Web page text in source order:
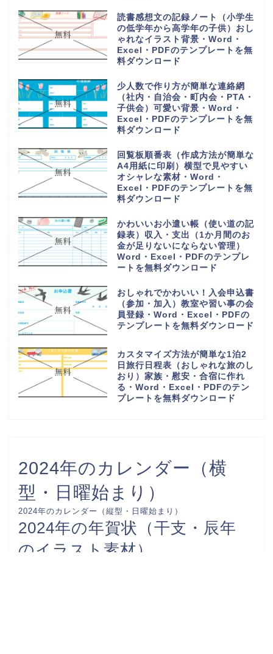
読書感想文の記録ノート（小学生
の低学年から高学年の子供）おし
ゃれなイラスト背景・Word・
Excel・PDFのテンプレートを無
料ダウンロード
少人数で作り方が簡単な連絡網
（社内・自治会・町内会・PTA・
子供会）可愛い背景・Word・
Excel・PDFのテンプレートを無
料ダウンロード
回覧板順番表（作成方法が簡単な
A4用紙に印刷）横型で見やすい
オシャレな素材・Word・
Excel・PDFのテンプレートを無
料ダウンロード
かわいいお小遣い帳（使い道の記
録表）収入・支出（1か月間のお
金が足りないにならない管理）
Word・Excel・PDFのテンプレ
ートを無料ダウンロード
おしゃれでかわいい！入会申込書
（参加・加入）教室や習い事の会
員登録・Word・Excel・PDFの
テンプレートを無料ダウンロード
カスタマイズ方法が簡単な1泊2
日旅行日程表（おしゃれな旅のし
おり）家族・慰安・合宿に作れ
る・Word・Excel・PDFのテン
プレートを無料ダウンロード
2024年のカレンダー（横
型・日曜始まり）
2024年のカレンダー（縦型・日曜始まり）
2024年の年賀状（干支・辰年
のイラスト素材）